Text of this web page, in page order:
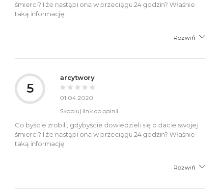
śmierci? I że nastąpi ona w przeciągu 24 godzin? Właśnie
taką informację
Rozwiń
5
arcytwory
01.04.2020
Skopiuj link do opinii
Co byście zrobili, gdybyście dowiedzieli się o dacie swojej
śmierci? I że nastąpi ona w przeciągu 24 godzin? Właśnie
taką informację
Rozwiń